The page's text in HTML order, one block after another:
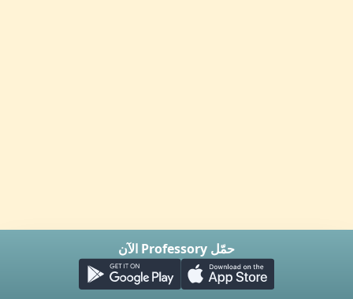
حمّل Professory الآن